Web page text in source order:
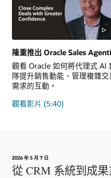
隆重推出 Oracle Sales
觀看 Oracle 如何將代理式 AI
隊提升銷售動能、管理複雜
需求的互動。
觀看影片 (5:40)
2026 年 5 月 7 日
從 CRM 系統到成